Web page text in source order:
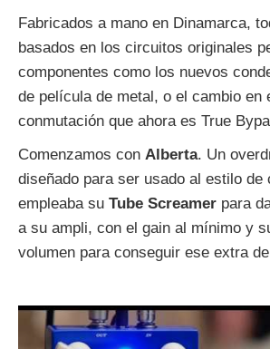
Fabricados a mano en Dinamarca,
basados en los circuitos originales
componentes como los nuevos
de película de metal, o el cambio en
conmutación que ahora es True
Comenzamos con Alberta. Un
diseñado para ser usado al estilo de
empleaba su Tube Screamer para
a su ampli, con el gain al mínimo y
volumen para conseguir ese extra